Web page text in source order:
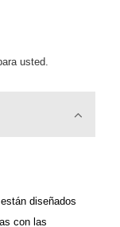
usted.
diseñados
con las